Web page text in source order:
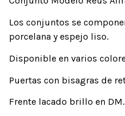
Los conjuntos se
porcelana y espejo liso.
Disponible en varios
Puertas con bisagras de
Frente lacado brillo en DM.